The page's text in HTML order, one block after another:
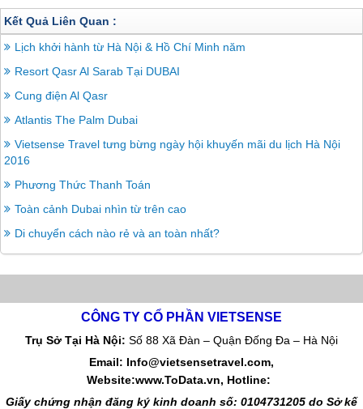
Kết Quả Liên Quan :
Lịch khởi hành từ Hà Nội & Hồ Chí Minh năm
Resort Qasr Al Sarab Tại DUBAI
Cung điện Al Qasr
Atlantis The Palm Dubai
Vietsense Travel tưng bừng ngày hội khuyến mãi du lịch Hà Nội
2016
Phương Thức Thanh Toán
Toàn cảnh Dubai nhìn từ trên cao
Di chuyển cách nào rẻ và an toàn nhất?
CÔNG TY CỔ PHẦN VIETSENSE
Trụ Sở Tại Hà Nội: Số 88 Xã Đàn – Quận Đống Đa – Hà Nội
Email: Info@vietsensetravel.com,
Website:www.ToData.vn, Hotline:
Giấy chứng nhận đăng ký kinh doanh số: 0104731205 do Sở kế